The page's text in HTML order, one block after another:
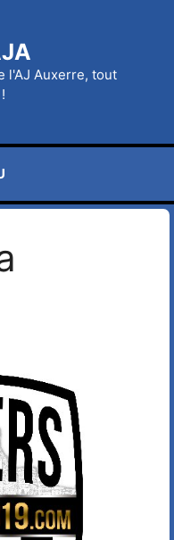
l'AJ Auxerre, tout